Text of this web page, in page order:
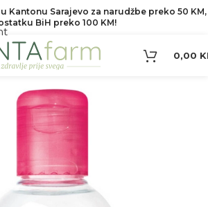
Kantonu Sarajevo za narudžbe preko 50 KM,
BiH preko 100 KM!
0,00